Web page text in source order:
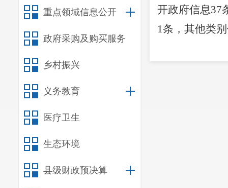
重点领域信息公开
政府采购及购买服务
乡村振兴
义务教育
医疗卫生
生态环境
县级财政预决算
开政府信息37
1条，其他类